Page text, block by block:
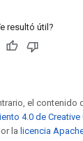
resultó útil?
el contenido
4.0 de
la licencia